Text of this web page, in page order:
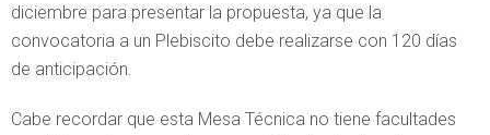
diciembre para presentar la propuesta, ya que la
convocatoria a un Plebiscito debe realizarse con 120 días
de anticipación.
Cabe recordar que esta Mesa Técnica no tiene facultades